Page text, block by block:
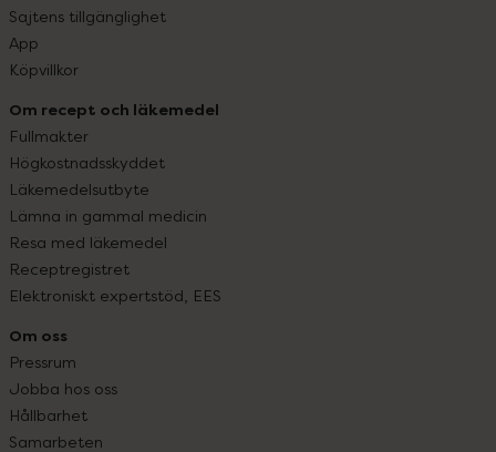
Sajtens tillgänglighet
App
Köpvillkor
Om recept och läkemedel
Fullmakter
Högkostnadsskyddet
Läkemedelsutbyte
Lämna in gammal medicin
Resa med läkemedel
Receptregistret
Elektroniskt expertstöd, EES
Om oss
Pressrum
Jobba hos oss
Hållbarhet
Samarbeten